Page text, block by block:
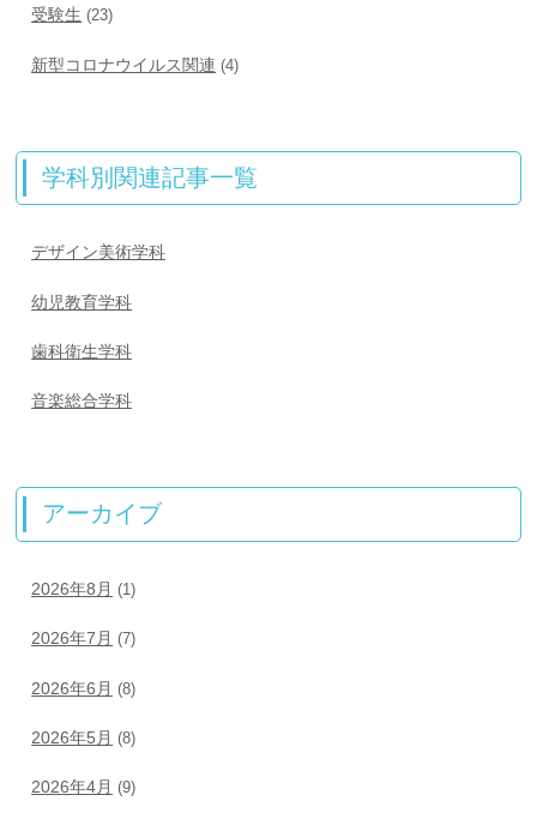
受験生 (23)
新型コロナウイルス関連 (4)
学科別関連記事一覧
デザイン美術学科
幼児教育学科
歯科衛生学科
音楽総合学科
アーカイブ
2026年8月 (1)
2026年7月 (7)
2026年6月 (8)
2026年5月 (8)
2026年4月 (9)